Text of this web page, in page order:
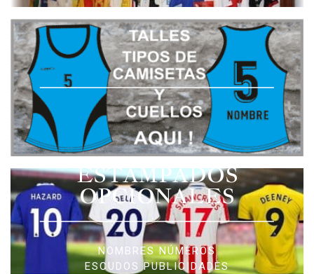
ESTAMPADOS
OPCIONALES
NOMBRES NÚMEROS
ESCUDOS PUBLICIDADES